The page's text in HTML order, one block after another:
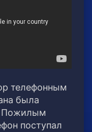
телефонным
была
Пожилым
поступал